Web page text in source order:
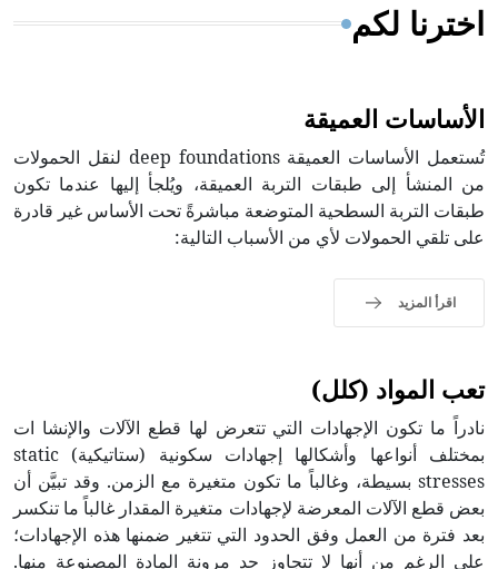
اخترنا لكم
الأساسات العميقة
تُستعمل الأساسات العميقة deep foundations لنقل الحمولات
من المنشأ إلى طبقات التربة العميقة، ويُلجأ إليها عندما تكون
طبقات التربة السطحية المتوضعة مباشرةً تحت الأساس غير قادرة
على تلقي الحمولات لأي من الأسباب التالية:
اقرأ المزيد
تعب المواد (كلل)
نادراً ما تكون الإجهادات التي تتعرض لها قطع الآلات والإنشا ات
بمختلف أنواعها وأشكالها إجهادات سكونية (ستاتيكية) static
stresses بسيطة، وغالباً ما تكون متغيرة مع الزمن. وقد تبيَّن أن
بعض قطع الآلات المعرضة لإجهادات متغيرة المقدار غالباً ما تنكسر
بعد فترة من العمل وفق الحدود التي تتغير ضمنها هذه الإجهادات؛
على الرغم من أنها لا تتجاوز حد مرونة المادة المصنوعة منها.